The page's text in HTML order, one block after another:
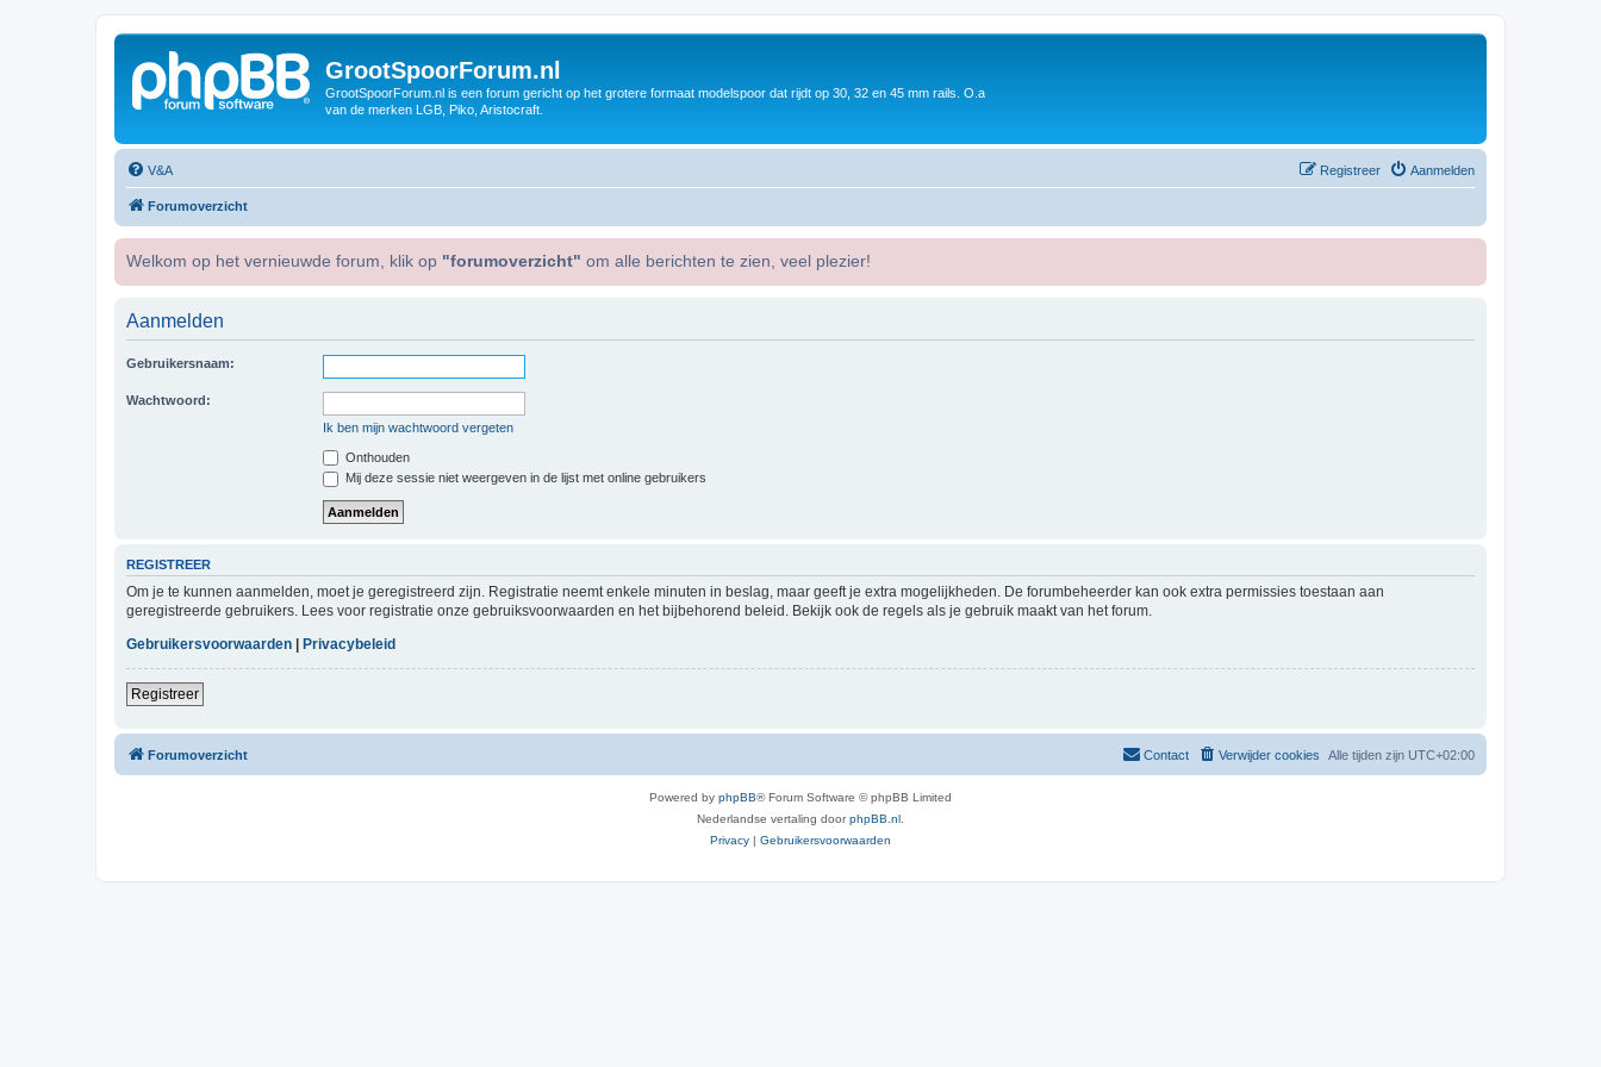
GrootSpoorForum.nl
GrootSpoorForum.nl is een forum gericht op het grotere formaat modelspoor dat rijdt op 30, 32 en 45 mm rails. O.a
van de merken LGB, Piko, Aristocraft.
V&A Aanmelden
Registreer
Forumoverzicht
Welkom op het vernieuwde forum, klik op "forumoverzicht" om alle berichten te zien, veel plezier!
Aanmelden
Gebruikersnaam:
Wachtwoord:
Ik ben mijn wachtwoord vergeten
Onthouden
Mij deze sessie niet weergeven in de lijst met online gebruikers
REGISTREER
Om je te kunnen aanmelden, moet je geregistreerd zijn. Registratie neemt enkele minuten in beslag, maar geeft je extra mogelijkheden. De forumbeheerder kan ook extra permissies toestaan aan
geregistreerde gebruikers. Lees voor registratie onze gebruiksvoorwaarden en het bijbehorend beleid. Bekijk ook de regels als je gebruik maakt van het forum.
Gebruikersvoorwaarden
Privacybeleid
Registreer
Forumoverzicht Alle tijden zijn UTC+02:00
Verwijder cookies
Contact
Powered by phpBB® Forum Software © phpBB Limited
Nederlandse vertaling doorphpBB.nl.
Privacy | Gebruikersvoorwaarden